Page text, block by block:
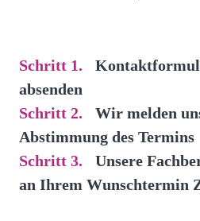
Schritt 1.
absenden
Schritt 2.
Wir melden
Abstimmung des Termins
Schritt 3.
Unsere
an Ihrem Wunschtermin